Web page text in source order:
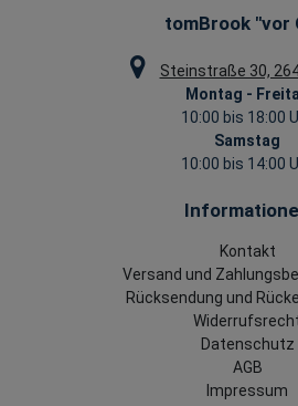
tomBrook "vor
Steinstraße 30,
Montag -
10:00 bis 18:00
Samstag
10:00 bis 14:00
Kontakt
Versand und
Rücksendung und
Datenschutz
AGB
Impressum